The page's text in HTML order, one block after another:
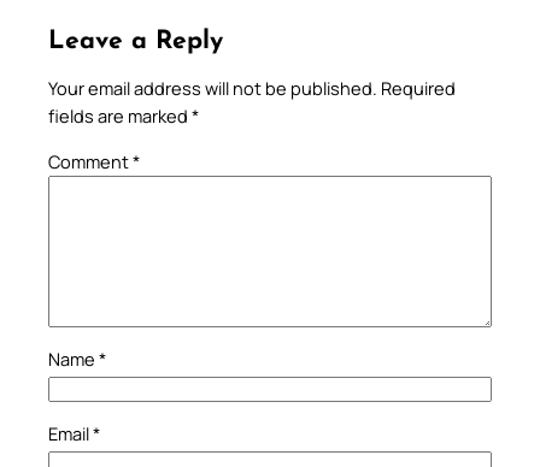
Leave a Reply
Your email address will not be published. Required
fields are marked *
Comment*
Name *
Email*